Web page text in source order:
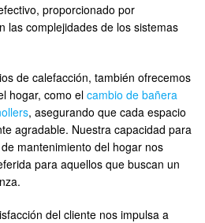
proporcionado por
las complejidades de los sistemas
de calefacción, también ofrecemos
hogar, como el cambio de bañera
, asegurando que cada espacio
agradable. Nuestra capacidad para
mantenimiento del hogar nos
para aquellos que buscan un
del cliente nos impulsa a